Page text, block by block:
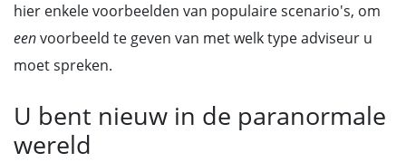
hier enkele voorbeelden van populaire scenario's, om
eenvoorbeeld te geven van met welk type adviseur u
moet spreken.
U bent nieuw in de paranormale
wereld